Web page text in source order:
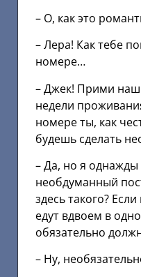
– О, как это
– Лера! Как тебе
номере…
– Джек! Прими
недели
номере ты, как
будешь сделать
– Да, но я однажды
необдуманный
здесь такого?
едут вдвоем в
обязательно
– Ну,